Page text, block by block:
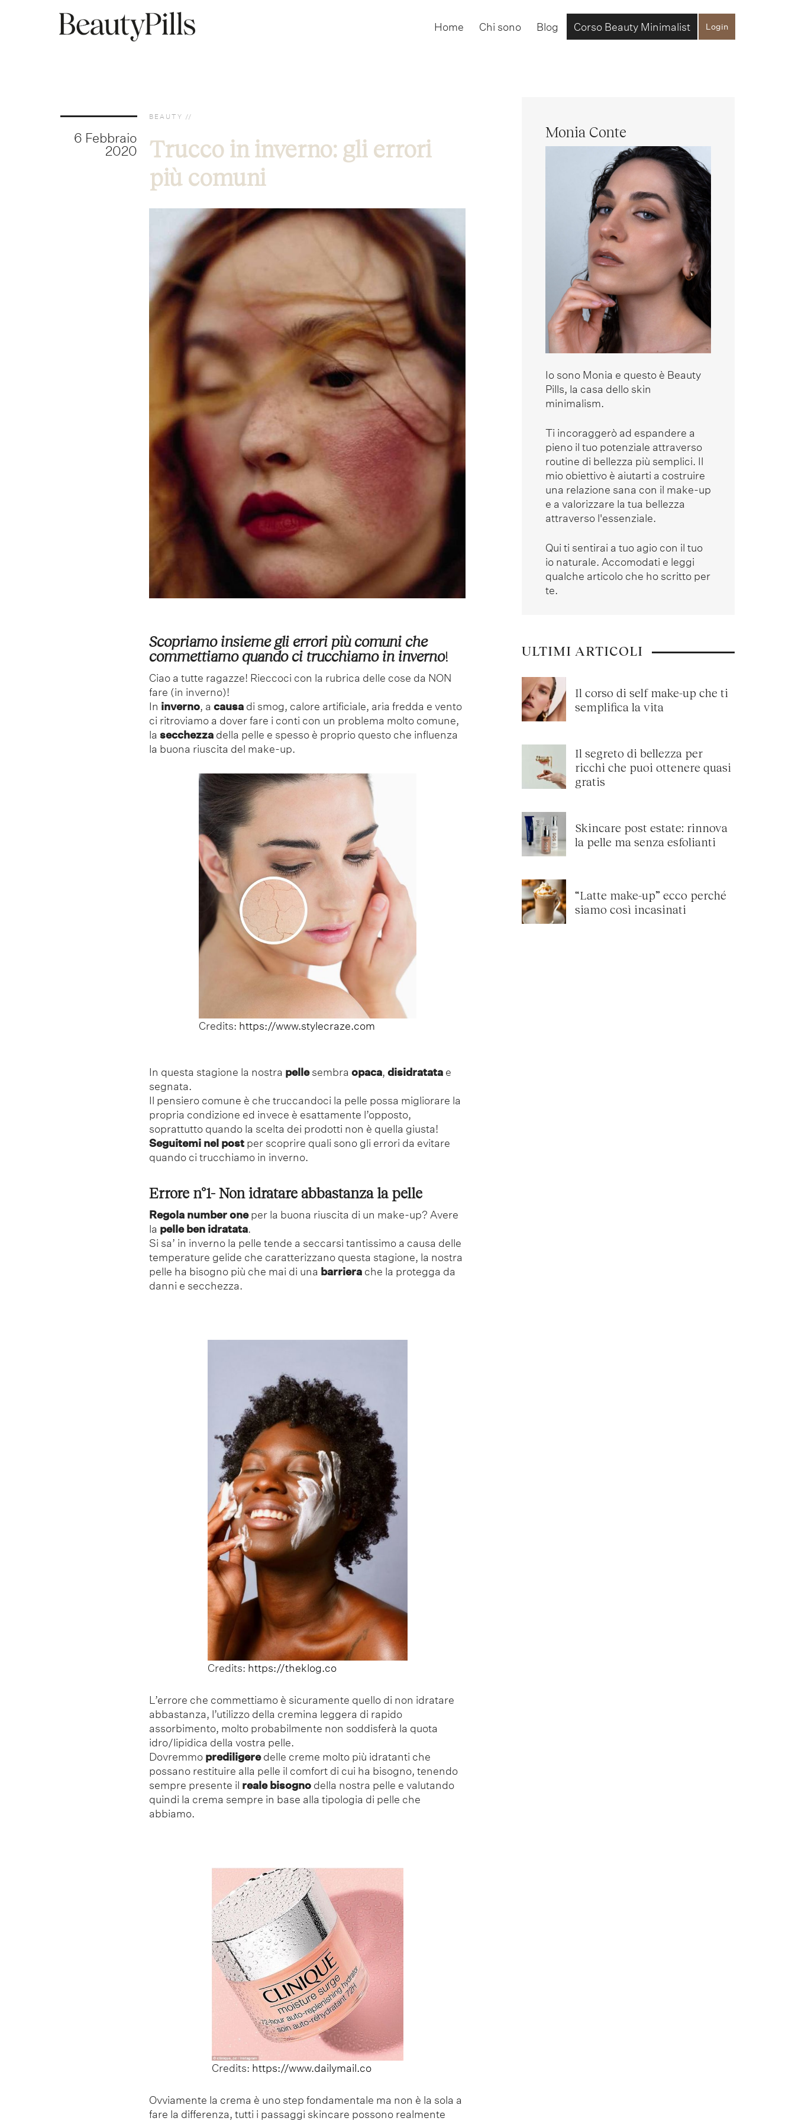
Login
Home Chi sono Blog Corso Beauty Minimalist
6 Febbraio
2020
BEAUTY
Trucco in inverno: gli errori
più comuni
Scopriamo insieme gli errori più comuni che
commettiamo quando ci trucchiamo in inverno!
Ciao a tutte ragazze! Rieccoci con la rubrica delle cose da NON
fare (in inverno)!
In inverno, a causa di smog, calore artificiale, aria fredda e vento
ci ritroviamo a dover fare i conti con un problema molto comune,
la secchezza della pelle e spesso è proprio questo che influenza
la buona riuscita del make-up.
Credits: https://www.stylecraze.com
In questa stagione la nostra pellesembra opaca, disidratata e
segnata.
Il pensiero comune è che truccandoci la pelle possa migliorare la
propria condizione ed invece è esattamente l’opposto,
soprattutto quando la scelta dei prodotti non è quella giusta!
Seguitemi nel post per scoprire quali sono gli errori da evitare
quando ci trucchiamo in inverno.
Errore n°1- Non idratare abbastanza la pelle
Regola number oneper la buona riuscita di un make-up? Avere
la pelle ben idratata.
Si sa’ in inverno la pelle tende a seccarsi tantissimo a causa delle
temperature gelide che caratterizzano questa stagione, la nostra
pelle ha bisogno più che mai di una barriera che la protegga da
danni e secchezza.
Credits: https://theklog.co
L’errore che commettiamo è sicuramente quello di non idratare
abbastanza, l’utilizzo della cremina leggera di rapido
assorbimento, molto probabilmente non soddisferà la quota
idro/lipidica della vostra pelle.
Dovremmo prediligeredelle creme molto più idratanti che
possano restituire alla pelle il comfort di cui ha bisogno, tenendo
sempre presente il reale bisogno della nostra pelle e valutando
quindi la crema sempre in base alla tipologia di pelle che
abbiamo.
Credits: https://www.dailymail.co
Ovviamente la crema è uno step fondamentale ma non è la sola a
fare la differenza, tutti i passaggi skincare possono realmente
Monia Conte
Io sono Monia e questo è Beauty
Pills, la casa dello skin
minimalism.
Ti incoraggerò ad espandere a
pieno il tuo potenziale attraverso
routine di bellezza più semplici. Il
mio obiettivo è aiutarti a costruire
una relazione sana con il make-up
e a valorizzare la tua bellezza
attraverso l'essenziale.
Qui ti sentirai a tuo agio con il tuo
io naturale. Accomodati e leggi
qualche articolo che ho scritto per
te.
ULTIMI ARTICOLI
Il corso di self make-up che ti
semplifica la vita
Il segreto di bellezza per
ricchi che puoi ottenere quasi
gratis
Skincare post estate: rinnova
la pelle ma senza esfolianti
“Latte make-up” ecco perché
siamo così incasinati